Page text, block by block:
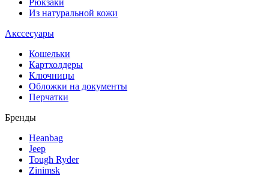
Рюкзаки
Из натуральной кожи
Акссесуары
Кошельки
Картхолдеры
Ключницы
Обложки на документы
Перчатки
Бренды
Heanbag
Jeep
Tough Ryder
Zinimsk